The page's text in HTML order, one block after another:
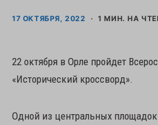
17 ОКТЯБРЯ, 2022 1 МИН. НА
22 октября в Орле пройдет
«Исторический кроссворд».
Одной из центральных